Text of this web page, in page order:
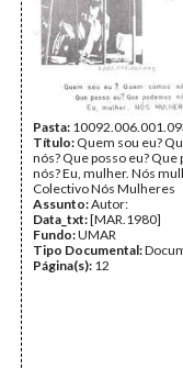
Pasta:
Título: Quem sou eu?
nós? Que posso eu? Que
nós? Eu, mulher. Nós
Colectivo Nós Mulheres
Assunto:Autor:
Data_txt:[MAR.1980]
Fundo:UMAR
Tipo Documental:
Página(s): 12